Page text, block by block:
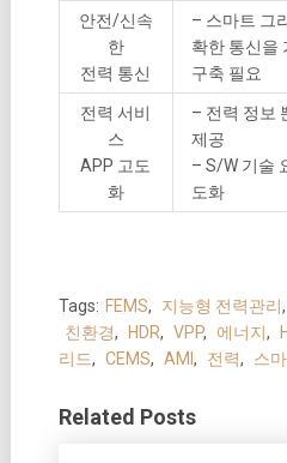
안전/신속
한
전력 통신
– 스마트 그
확한 통신을
구축 필요
전력 서비
스
APP 고도
화
– 전력 정보
제공
– S/W 기술
도화
Tags: FEMS, 지능형 전력관리,
친환경, HDR, VPP, 에너지,
리드, CEMS, AMI , 전력, 스
Related Posts